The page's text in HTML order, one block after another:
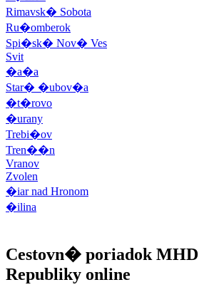
Rimavsk� Sobota
Ru�omberok
Spi�sk� Nov� Ves
Svit
�a�a
Star� �ubov�a
�t�rovo
�urany
Trebi�ov
Tren��n
Vranov
Zvolen
�iar nad Hronom
�ilina
Cestovn� poriadok MHD
Republiky online